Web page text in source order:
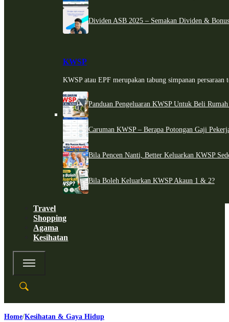
Dividen ASB 2025 – Semakan Dividen &
KWSP
KWSP atau EPF merupakan tabung simpanan persaraan
Panduan Pengeluaran KWSP Untuk Beli
Caruman KWSP – Berapa Potongan Gaji
Bila Pencen Nanti, Better Keluarkan KWSP
Bila Boleh Keluarkan KWSP Akaun 1 & 2?
Travel
Shopping
Agama
Kesihatan
Home Kesihatan & Gaya Hidup